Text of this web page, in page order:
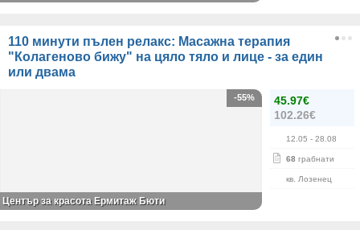
110 минути пълен релакс: Масажна терапия
"Колагеново бижу" на цяло тяло и лице - за един
или двама
45.97€
102.26€
12.05 - 28.08
68 грабнати
кв. Лозенец
-55%
Център за красота Ермитаж Бюти